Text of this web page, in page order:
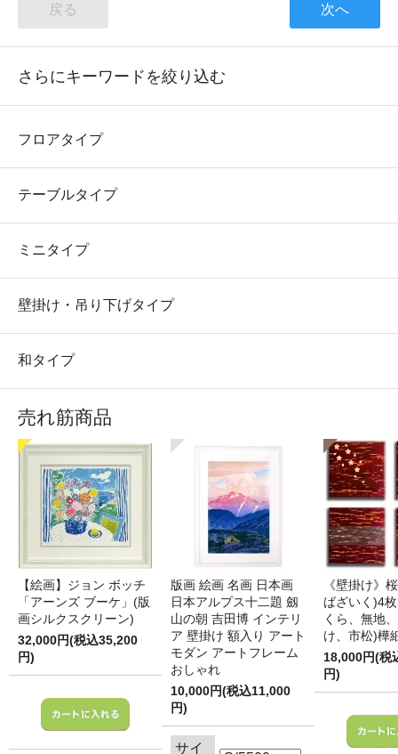
戻る 次へ
さらにキーワードを絞り込む
フロアタイプ
テーブルタイプ
ミニタイプ
壁掛け・吊り下げタイプ
和タイプ
売れ筋商品
【絵画】ジョン ボッチ
「アーンズ ブーケ」(版
画シルクスクリーン)
32,000円(税込35,200
円)
版画 絵画 名画 日本画
日本アルプス十二題 劔
山の朝 吉田博 インテリ
ア 壁掛け 額入り アート
モダン アートフレーム
おしゃれ
10,000円(税込11,000
円)
サイ
《壁掛け》
ばざいく)4
くら、無地
け、市松)樺
18,000円(税
円)